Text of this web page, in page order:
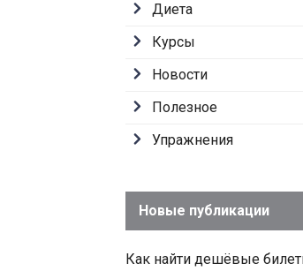
Диета
Курсы
Новости
Полезное
Упражнения
Новые публикации
Как найти дешёвые